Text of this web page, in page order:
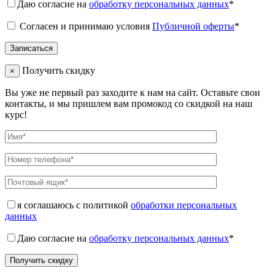
Даю согласие на обработку персональных данных*
Согласен и принимаю условия Публичной оферты*
× Получить скидку
Вы уже не первый раз заходите к нам на сайт. Оставьте свои
контакты, и мы пришлем вам промокод со скидкой на наш
курс!
я соглашаюсь с политикой обработки персональных
данных
Даю согласие на обработку персональных данных*